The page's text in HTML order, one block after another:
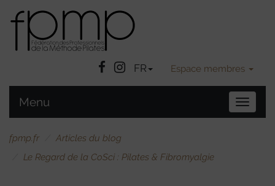
Facebook
Instatgram
FR Espace membres
la
Menu
fpmp.fr
Articles du blog
Le Regard de la CoSci : Pilates & Fibromyalgie